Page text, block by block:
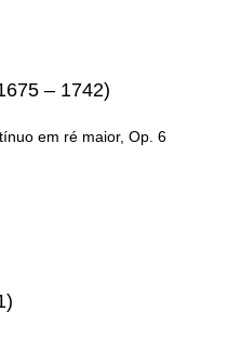
– 1742)
em ré maior, Op. 6